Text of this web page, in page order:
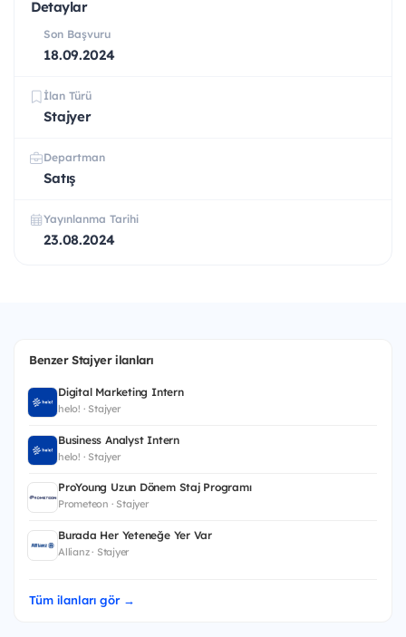
Detaylar
Son Başvuru
18.09.2024
İlan Türü
Stajyer
Departman
Satış
Yayınlanma Tarihi
23.08.2024
Benzer Stajyer ilanları
Digital Marketing Intern
helo! · Stajyer
Business Analyst Intern
helo! · Stajyer
ProYoung Uzun Dönem Staj Programı
Prometeon · Stajyer
Burada Her Yeteneğe Yer Var
Allianz · Stajyer
Tüm ilanları gör →